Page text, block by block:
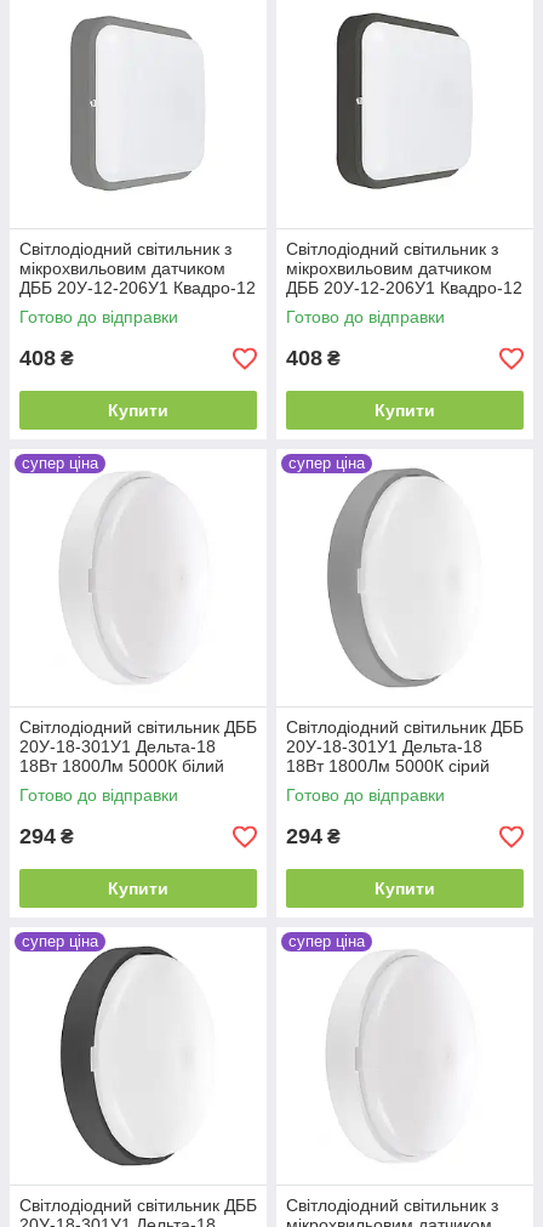
Світлодіодний світильник з
мікрохвильовим датчиком
ДББ 20У-12-206У1 Квадро-12
Д 12Вт 1200Лм 5000К сірий
Готово до відправки
408 ₴
Купити
Світлодіодний світильник з
мікрохвильовим датчиком
ДББ 20У-12-206У1 Квадро-12
Д 12Вт 1200Лм 5000К
антрацит
Готово до відправки
408 ₴
Купити
супер ціна
Світлодіодний світильник ДББ
20У-18-301У1 Дельта-18
18Вт 1800Лм 5000К білий
Готово до відправки
294 ₴
Купити
супер ціна
Світлодіодний світильник ДББ
20У-18-301У1 Дельта-18
18Вт 1800Лм 5000К сірий
Готово до відправки
294 ₴
Купити
супер ціна
Світлодіодний світильник ДББ
супер ціна
Світлодіодний світильник з